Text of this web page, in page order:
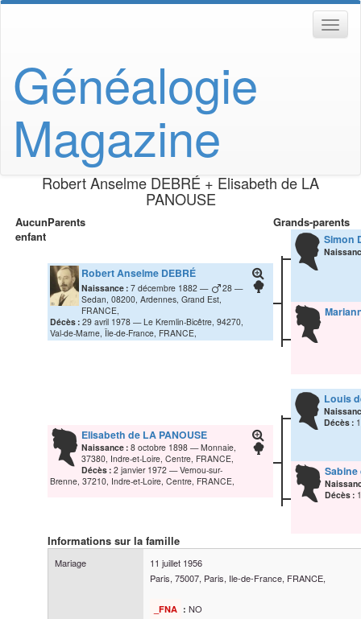
Généalogie
Magazine
Robert AnselmeDEBRÉ+Elisabethde LA
PANOUSE
Aucun
enfant
Parents Grands-parents
Robert Anselme DEBRÉ
Naissance : 7 décembre 1882
28
Sedan, 08200, Ardennes, Grand Est,
FRANCE,
Décès : 29 avril 1978
Le Kremlin-Bicêtre, 94270,
Val-de-Marne, Île-de-France, FRANCE,
Simon
Elisabeth de LA PANOUSE
Naissance : 8 octobre 1898
Monnaie,
37380, Indre-et-Loire, Centre, FRANCE,
Décès : 2 janvier 1972
Vernou-sur-
Brenne, 37210, Indre-et-Loire, Centre, FRANCE,
Louis
Décès :
Sabine
Décès :
Informations sur la famille
Mariage
11 juillet 1956
Paris, 75007, Paris, Ile-de-France, FRANCE,
_FNA : NO